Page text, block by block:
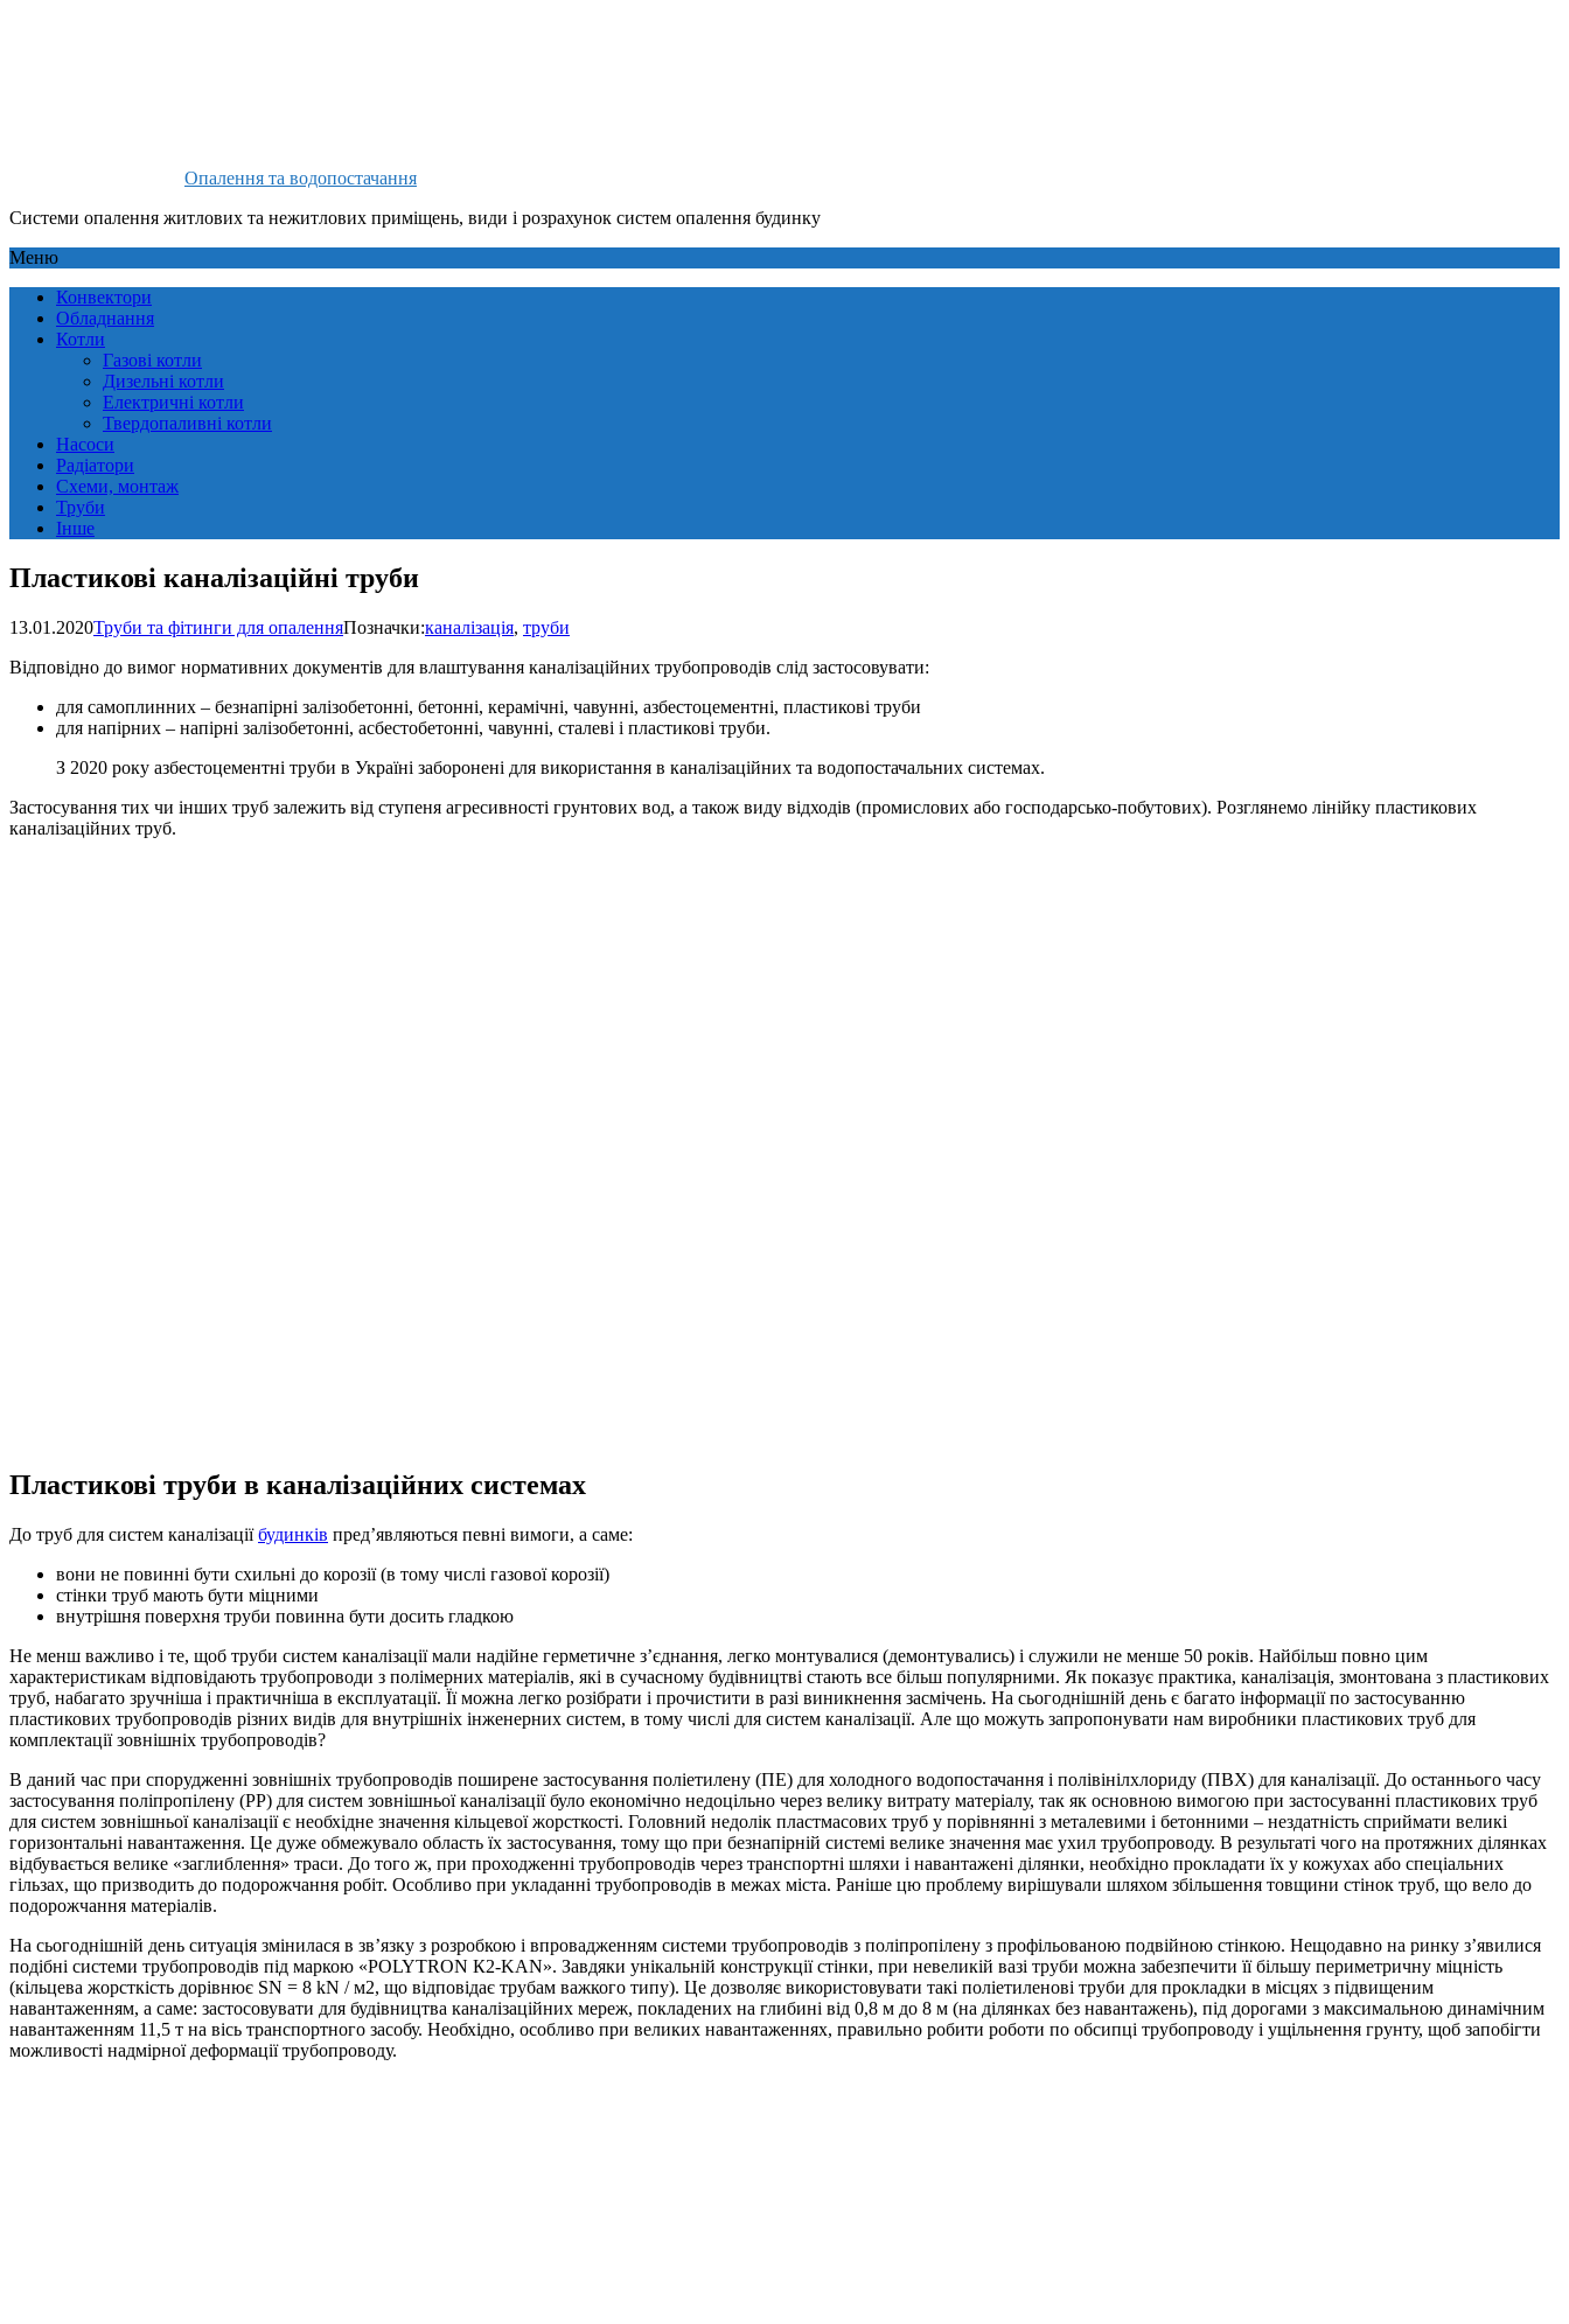
Опалення та водопостачання
Системи опалення житлових та нежитлових приміщень, види і розрахунок систем опалення будинку
Меню
Конвектори
Обладнання
Котли
Газові котли
Дизельні котли
Електричні котли
Твердопаливні котли
Насоси
Радіатори
Схеми, монтаж
Труби
Інше
Пластикові каналізаційні труби
13.01.2020Труби та фітинги для опаленняПозначки:каналізація, труби
Відповідно до вимог нормативних документів для влаштування каналізаційних трубопроводів слід застосовувати:
для самоплинних – безнапірні залізобетонні, бетонні, керамічні, чавунні, азбестоцементні, пластикові труби
для напірних – напірні залізобетонні, асбестобетонні, чавунні, сталеві і пластикові труби.
З 2020 року азбестоцементні труби в Україні заборонені для використання в каналізаційних та водопостачальних системах.
Застосування тих чи інших труб залежить від ступеня агресивності грунтових вод, а також виду відходів (промислових або господарсько-побутових). Розглянемо лінійку пластикових
каналізаційних труб.
Пластикові труби в каналізаційних системах
До труб для систем каналізаціїбудинків пред’являються певні вимоги, а саме:
вони не повинні бути схильні до корозії (в тому числі газової корозії)
стінки труб мають бути міцними
внутрішня поверхня труби повинна бути досить гладкою
Не менш важливо і те, щоб труби систем каналізації мали надійне герметичне з’єднання, легко монтувалися (демонтувались) і служили не менше 50 років. Найбільш повно цим
характеристикам відповідають трубопроводи з полімерних матеріалів, які в сучасному будівництві стають все більш популярними. Як показує практика, каналізація, змонтована з пластикових
труб, набагато зручніша і практичніша в експлуатації. Її можна легко розібрати і прочистити в разі виникнення засмічень. На сьогоднішній день є багато інформації по застосуванню
пластикових трубопроводів різних видів для внутрішніх інженерних систем, в тому числі для систем каналізації. Але що можуть запропонувати нам виробники пластикових труб для
комплектації зовнішніх трубопроводів?
В даний час при спорудженні зовнішніх трубопроводів поширене застосування поліетилену (ПЕ) для холодного водопостачання і полівінілхлориду (ПВХ) для каналізації. До останнього часу
застосування поліпропілену (РР) для систем зовнішньої каналізації було економічно недоцільно через велику витрату матеріалу, так як основною вимогою при застосуванні пластикових труб
для систем зовнішньої каналізації є необхідне значення кільцевої жорсткості. Головний недолік пластмасових труб у порівнянні з металевими і бетонними – нездатність сприймати великі
горизонтальні навантаження. Це дуже обмежувало область їх застосування, тому що при безнапірній системі велике значення має ухил трубопроводу. В результаті чого на протяжних ділянках
відбувається велике «заглиблення» траси. До того ж, при проходженні трубопроводів через транспортні шляхи і навантажені ділянки, необхідно прокладати їх у кожухах або спеціальних
гільзах, що призводить до подорожчання робіт. Особливо при укладанні трубопроводів в межах міста. Раніше цю проблему вирішували шляхом збільшення товщини стінок труб, що вело до
подорожчання матеріалів.
На сьогоднішній день ситуація змінилася в зв’язку з розробкою і впровадженням системи трубопроводів з поліпропілену з профільованою подвійною стінкою. Нещодавно на ринку з’явилися
подібні системи трубопроводів під маркою «POLYTRON К2-KAN». Завдяки унікальній конструкції стінки, при невеликій вазі труби можна забезпечити її більшу периметричну міцність
(кільцева жорсткість дорівнює SN = 8 kN / м2, що відповідає трубам важкого типу). Це дозволяє використовувати такі поліетиленові труби для прокладки в місцях з підвищеним
навантаженням, а саме: застосовувати для будівництва каналізаційних мереж, покладених на глибині від 0,8 м до 8 м (на ділянках без навантажень), під дорогами з максимальною динамічним
навантаженням 11,5 т на вісь транспортного засобу. Необхідно, особливо при великих навантаженнях, правильно робити роботи по обсипці трубопроводу і ущільнення грунту, щоб запобігти
можливості надмірної деформації трубопроводу.